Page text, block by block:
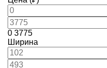
0 3775
Ширина